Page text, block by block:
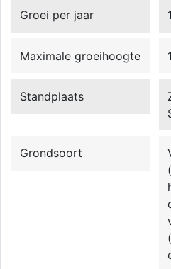
Groei per jaar
Maximale groeihoogte
Standplaats
Grondsoort